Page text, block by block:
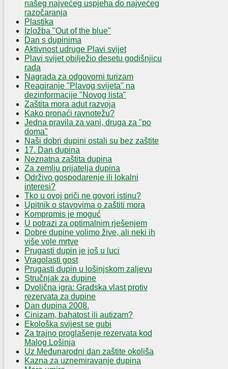
našeg najvećeg uspjeha do najvećeg
razočaranja
Plastika
Izložba "Out of the blue"
Dan s dupinima
Aktivnost udruge Plavi svijet
Plavi svijet obilježio desetu godišnjicu
rada
Nagrada za odgovorni turizam
Reagiranje "Plavog svijeta" na
dezinformacije "Novog lista"
Zaštita mora adut razvoja
Kako pronaći ravnotežu?
Jedna pravila za vani, druga za "po
doma"
Naši dobri dupini ostali su bez zaštite
17. Dan dupina
Neznatna zaštita dupina
Za zemlju prijatelja dupina
Održivo gospodarenje ili lokalni
interesi?
Tko u ovoj priči ne govori istinu?
Upitnik o stavovima o zaštiti mora
Kompromis je moguć
U potrazi za optimalnim rješenjem
Dobre dupine volimo žive, ali neki ih
više vole mrtve
Prugasti dupin je još u luci
Vragolasti gost
Prugasti dupin u lošinjskom zaljevu
Stručnjak za dupine
Dvolična igra: Gradska vlast protiv
rezervata za dupine
Dan dupina 2008.
Cinizam, bahatost ili autizam?
Ekološka svijest se gubi
Za trajno proglašenje rezervata kod
Malog Lošinja
Uz Međunarodni dan zaštite okoliša
Kazna za uznemiravanje dupina